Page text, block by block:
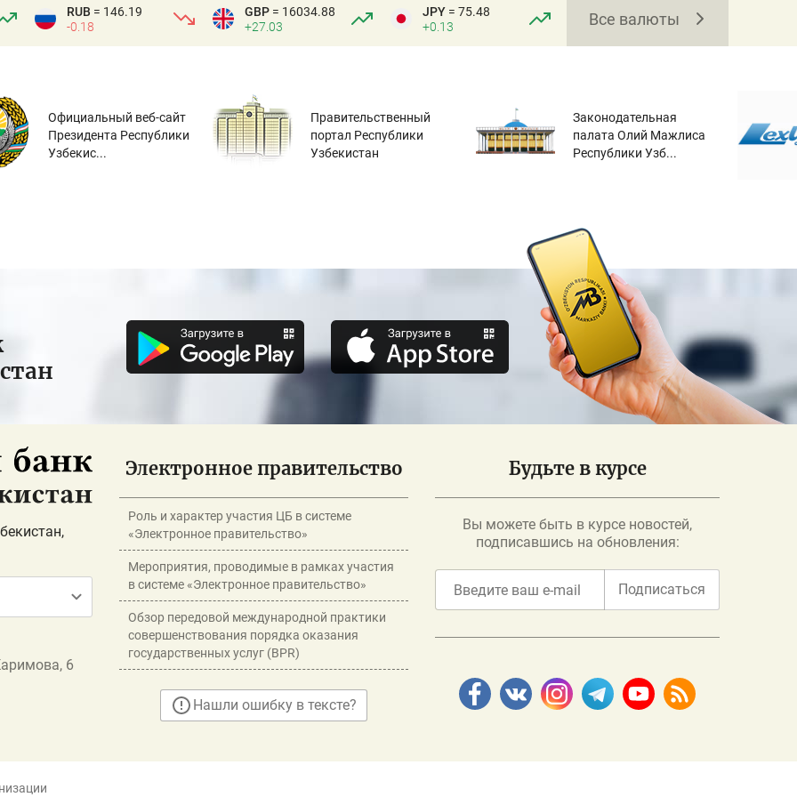
RUB = 146.19
-0.18
GBP = 16034.88
+27.03
JPY = 75.48
+0.13
Все валюты
Официальный веб-сайт
Президента Республики
Узбекис...
Правительственный
портал Республики
Узбекистан
Законодательная
палата Олий Мажлиса
Республики Узб...
6
Электронное правительство
Роль и характер участия ЦБ в системе
«Электронное правительство»
Мероприятия, проводимые в рамках участия
в системе «Электронное правительство»
Обзор передовой международной практики
совершенствования порядка оказания
государственных услуг (BPR)
Нашли ошибку в тексте?
Будьте в курсе
Вы можете быть в курсе новостей,
подписавшись на обновления:
Подписаться